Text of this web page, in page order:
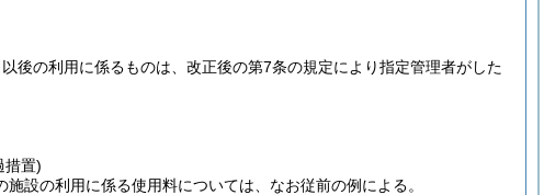
後の利用に係るものは、改正後の第7条の規定により指定管理者がした
措置)
設の利用に係る使用料については、なお従前の例による。